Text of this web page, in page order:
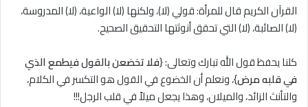
القرآن الكريم قال للمرأة: قولي (ﻻ)، ولكنها (ﻻ) الواعية، (ﻻ) المدروسة،
(ﻻ) الصائبة، (ﻻ) التي تحقق أنوثتها التحقيق الصحيح.
كلنا يحفظ قول الله تبارك وتعالى: {فلا تخضعن بالقول فيطمع الذي
في قلبه مرض}، ونعلم أن الخضوع في القول هو التكسر في الكلام،
والتأنث الزائد، والميلان، وهذا يجعل ميلاً في قلب الرجل!!!